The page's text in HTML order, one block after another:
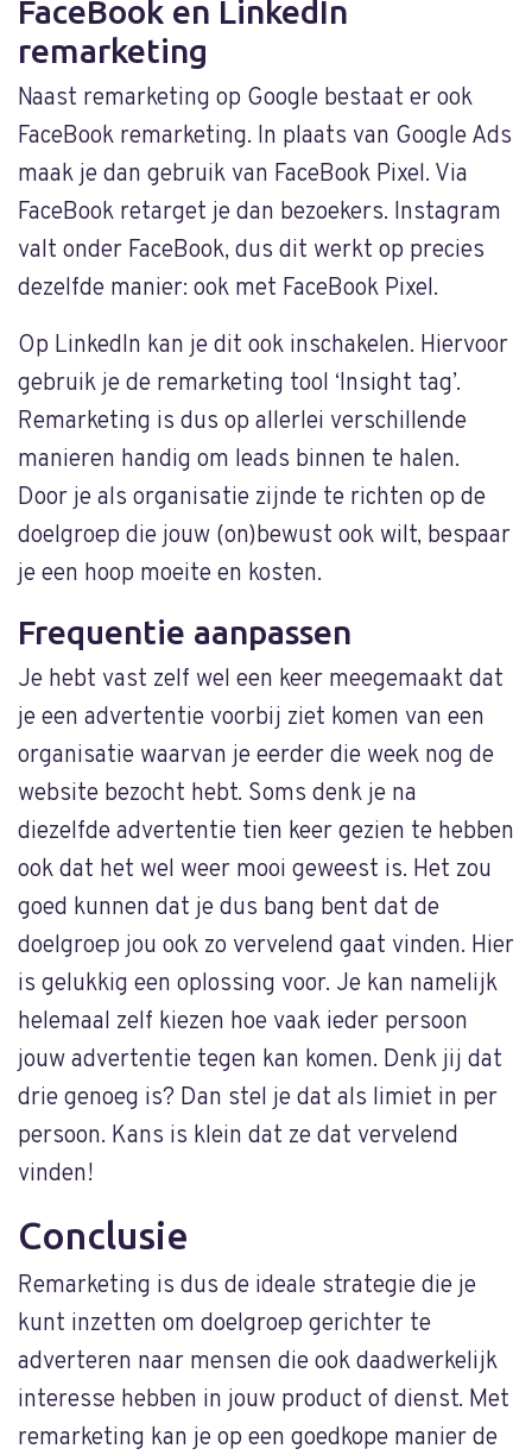
FaceBook en LinkedIn
remarketing
Naast remarketing op Google bestaat er ook
FaceBook remarketing. In plaats van Google Ads
maak je dan gebruik van FaceBook Pixel. Via
FaceBook retarget je dan bezoekers. Instagram
valt onder FaceBook, dus dit werkt op precies
dezelfde manier: ook met FaceBook Pixel.
Op LinkedIn kan je dit ook inschakelen. Hiervoor
gebruik je de remarketing tool ‘Insight tag’.
Remarketing is dus op allerlei verschillende
manieren handig om leads binnen te halen.
Door je als organisatie zijnde te richten op de
doelgroep die jouw (on)bewust ook wilt, bespaar
je een hoop moeite en kosten.
Frequentie aanpassen
Je hebt vast zelf wel een keer meegemaakt dat
je een advertentie voorbij ziet komen van een
organisatie waarvan je eerder die week nog de
website bezocht hebt. Soms denk je na
diezelfde advertentie tien keer gezien te hebben
ook dat het wel weer mooi geweest is. Het zou
goed kunnen dat je dus bang bent dat de
doelgroep jou ook zo vervelend gaat vinden. Hier
is gelukkig een oplossing voor. Je kan namelijk
helemaal zelf kiezen hoe vaak ieder persoon
jouw advertentie tegen kan komen. Denk jij dat
drie genoeg is? Dan stel je dat als limiet in per
persoon. Kans is klein dat ze dat vervelend
vinden!
Conclusie
Remarketing is dus de ideale strategie die je
kunt inzetten om doelgroep gerichter te
adverteren naar mensen die ook daadwerkelijk
interesse hebben in jouw product of dienst. Met
remarketing kan je op een goedkope manier de